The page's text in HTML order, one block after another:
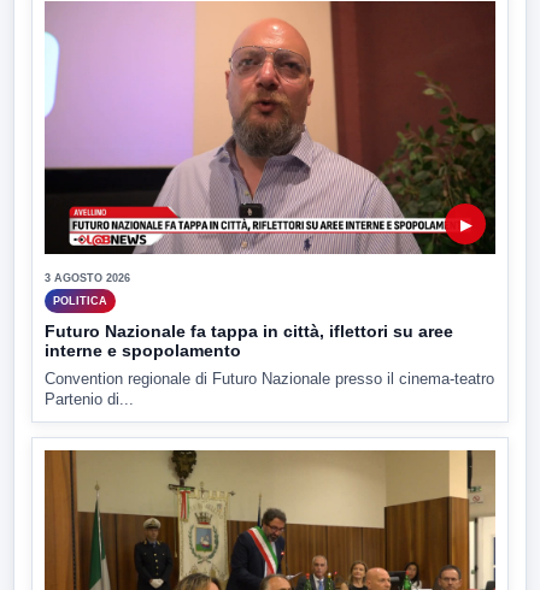
▶
3 AGOSTO 2026
POLITICA
Futuro Nazionale fa tappa in città, iflettori su aree
interne e spopolamento
Convention regionale di Futuro Nazionale presso il cinema-teatro
Partenio di...